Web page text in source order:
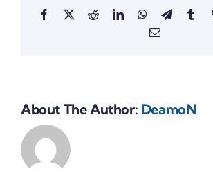
Facebook
X RedditLinkedInWhatsApp
Telegram
Email
About The Author: DeamoN